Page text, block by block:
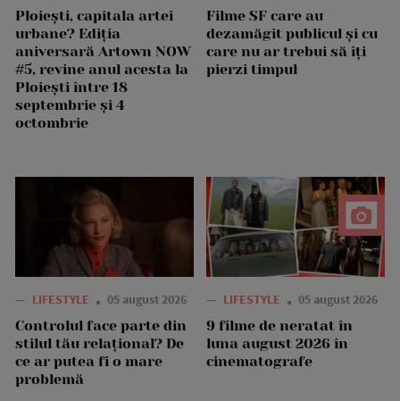
Ploiești, capitala artei
urbane? Ediția
aniversară Artown NOW
#5, revine anul acesta la
Ploiești între 18
septembrie și 4
octombrie
Filme SF care au
dezamăgit publicul și cu
care nu ar trebui să îți
pierzi timpul
— LIFESTYLE 05 august 2026
Controlul face parte din
stilul tău relațional? De
ce ar putea fi o mare
problemă
— LIFESTYLE 05 august 2026
9 filme de neratat în
luna august 2026 în
cinematografe